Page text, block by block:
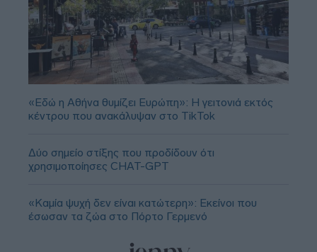
«Εδώ η Αθήνα θυμίζει Ευρώπη»: H γειτονιά εκτός
κέντρου που ανακάλυψαν στο TikTok
Δύο σημείο στίξης που προδίδουν ότι
χρησιμοποίησες CHAT-GPT
«Καμία ψυχή δεν είναι κατώτερη»: Εκείνοι που
έσωσαν τα ζώα στο Πόρτο Γερμενό